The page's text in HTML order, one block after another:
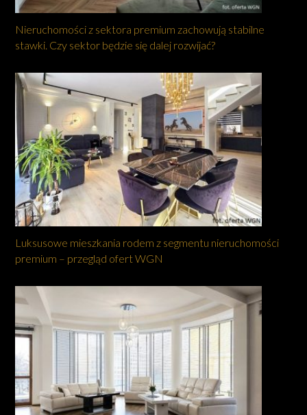
Nieruchomości z sektora premium zachowują stabilne
stawki. Czy sektor będzie się dalej rozwijać?
Luksusowe mieszkania rodem z segmentu nieruchomości
premium – przegląd ofert WGN